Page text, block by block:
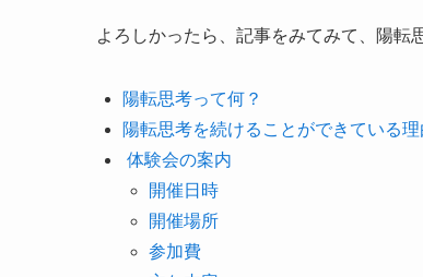
よろしかったら、記事をみてみて、陽転
陽転思考って何？
陽転思考を続けることができている理
体験会の案内
開催日時
開催場所
参加費